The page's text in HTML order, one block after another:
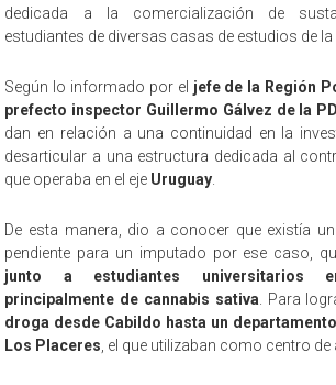
dedicada a la comercialización de
estudiantes de diversas casas de estudios de la
Según lo informado por el jefe de la Región
prefecto inspector Guillermo Gálvez de la PDI
dan en relación a una continuidad en la
desarticular a una estructura dedicada al
que operaba en el eje Uruguay
De esta manera, dio a conocer que existía
pendiente para un imputado por ese caso,
junto a estudiantes universitarios
principalmente de cannabis sativa . Para
droga desde Cabildo hasta un
Los Placeres , el que utilizaban como centro de